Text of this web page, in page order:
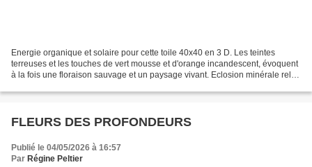
Energie organique et solaire pour cette toile 40x40 en 3 D. Les teintes
terreuses et les touches de vert mousse et d'orange incandescent, évoquent
à la fois une floraison sauvage et un paysage vivant. Eclosion minérale relie
FLEURS DES PROFONDEURS
Publié le 04/05/2026 à 16:57
Par Régine Peltier